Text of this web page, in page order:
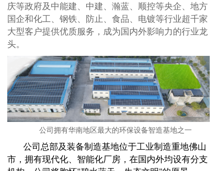
庆等政府及中能建、中建、瀚蓝、顺控等央企、地方
国企和化工、钢铁、防止、食品、电镀等行业超千家
大型客户提供优质服务，成为国内外影响力的行业龙
头。
公司拥有华南地区最大的环保设备智造基地之一
公司总部及装备制造基地位于工业制造重地佛山
市，拥有现代化、智能化厂房，在国内外均设有分支